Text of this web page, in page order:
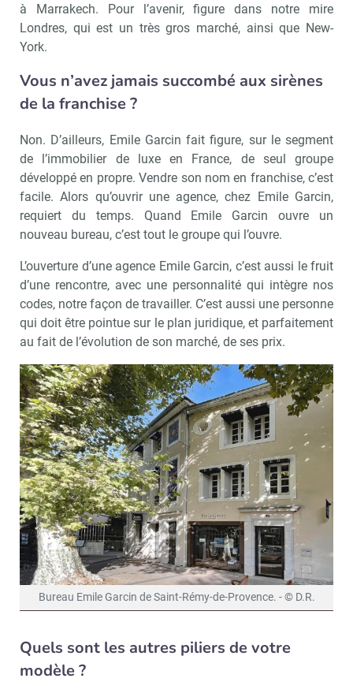
à Marrakech. Pour l’avenir, figure dans notre mire
Londres, qui est un très gros marché, ainsi que New-
York.
Vous n’avez jamais succombé aux sirènes
de la franchise ?
Non. D’ailleurs, Emile Garcin fait figure, sur le segment
de l’immobilier de luxe en France, de seul groupe
développé en propre. Vendre son nom en franchise, c’est
facile. Alors qu’ouvrir une agence, chez Emile Garcin,
requiert du temps. Quand Emile Garcin ouvre un
nouveau bureau, c’est tout le groupe qui l’ouvre.
L’ouverture d’une agence Emile Garcin, c’est aussi le fruit
d’une rencontre, avec une personnalité qui intègre nos
codes, notre façon de travailler. C’est aussi une personne
qui doit être pointue sur le plan juridique, et parfaitement
au fait de l’évolution de son marché, de ses prix.
Bureau Emile Garcin de Saint-Rémy-de-Provence. - © D.R.
Quels sont les autres piliers de votre
modèle ?